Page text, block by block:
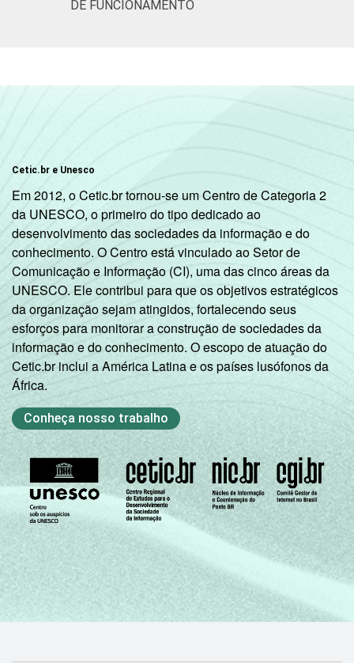
DE FUNCIONAMENTO
Cetic.br e Unesco
Em 2012, o Cetic.br tornou-se um Centro de Categoria 2
da UNESCO, o primeiro do tipo dedicado ao
desenvolvimento das sociedades da informação e do
conhecimento. O Centro está vinculado ao Setor de
Comunicação e Informação (CI), uma das cinco áreas da
UNESCO. Ele contribui para que os objetivos estratégicos
da organização sejam atingidos, fortalecendo seus
esforços para monitorar a construção de sociedades da
informação e do conhecimento. O escopo de atuação do
Cetic.br inclui a América Latina e os países lusófonos da
África.
Conheça nosso trabalho